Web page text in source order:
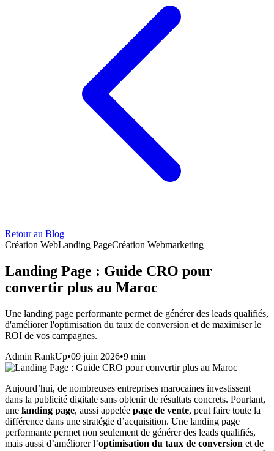
Retour au Blog
Création WebLanding PageCréation Webmarketing
Landing Page : Guide CRO pour
convertir plus au Maroc
Une landing page performante permet de générer des leads qualifiés,
d'améliorer l'optimisation du taux de conversion et de maximiser le
ROI de vos campagnes.
Admin RankUp•09 juin 2026•9 min
Aujourd’hui, de nombreuses entreprises marocaines investissent
dans la publicité digitale sans obtenir de résultats concrets. Pourtant,
une landing page, aussi appelée page de vente, peut faire toute la
différence dans une stratégie d’acquisition. Une landing page
performante permet non seulement de générer des leads qualifiés,
mais aussi d’améliorer l’optimisation du taux de conversion et de